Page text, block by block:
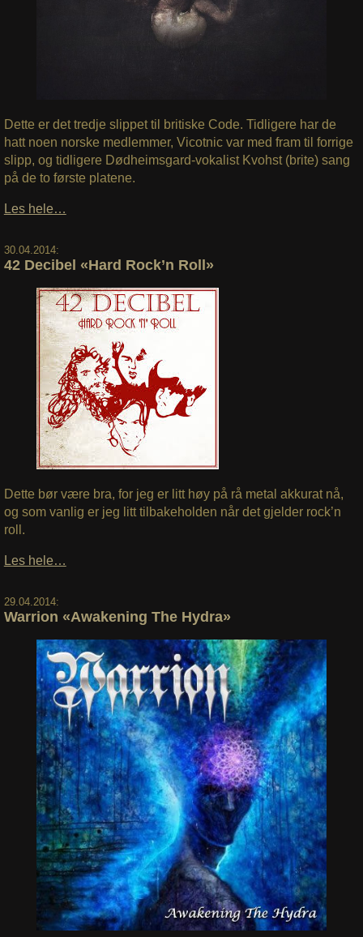
Dette er det tredje slippet til britiske Code. Tidligere har de
hatt noen norske medlemmer, Vicotnic var med fram til forrige
slipp, og tidligere Dødheimsgard-vokalist Kvohst (brite) sang
på de to første platene.
Les hele…
30.04.2014:
42 Decibel «Hard Rock’n Roll»
Dette bør være bra, for jeg er litt høy på rå metal akkurat nå,
og som vanlig er jeg litt tilbakeholden når det gjelder rock’n
roll.
Les hele…
29.04.2014:
Warrion «Awakening The Hydra»